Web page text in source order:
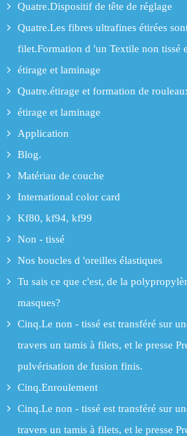
Quatre.Dispositif de tête de réglage
Quatre.Les fibres ultrafines étirées
filet.Formation d 'un Textile non tissé
étirage et laminage
Quatre.étirage et formation de
étirage et laminage
Application
Blog.
Matériau de couche
International color card
Kf80, kf94, kf99
Non - tissé
Nos boucles d 'oreilles élastiques
Tu sais ce que c'est, de la
masques?
Cinq.Le non - tissé est transféré sur
travers un tamis à filets, et le presse
pulvérisation de fusion finis.
Cinq.Enroulement
Cinq.Le non - tissé est transféré sur
travers un tamis à filets, et le presse